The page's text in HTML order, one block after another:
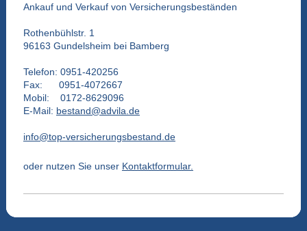
Ankauf und Verkauf von Versicherungsbeständen
Rothenbühlstr. 1
96163 Gundelsheim bei Bamberg
Telefon: 0951-420256
Fax: 0951-4072667
Mobil: 0172-8629096
E-Mail: bestand@advila.de
info@top-versicherungsbestand.de
oder nutzen Sie unser Kontaktformular.